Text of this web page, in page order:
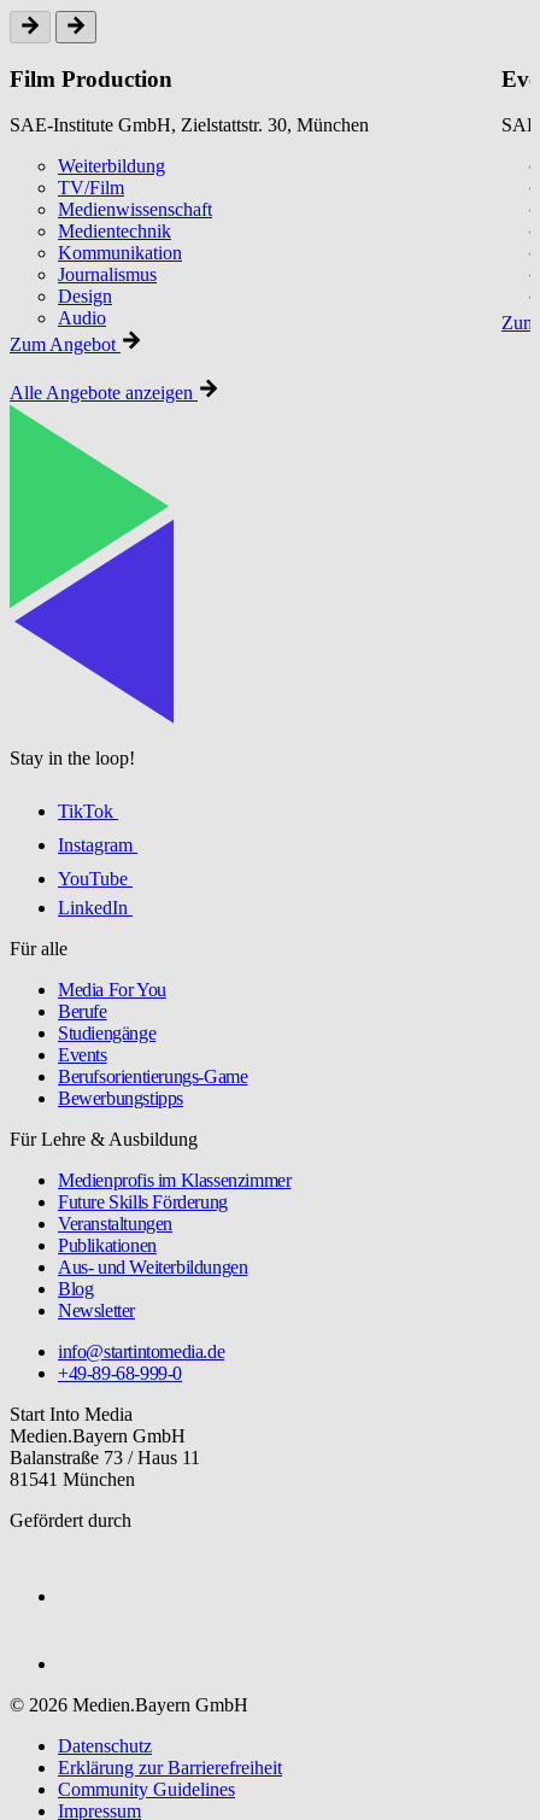
Film Production
SAE-Institute GmbH, Zielstattstr. 30, München
Weiterbildung
TV/Film
Medienwissenschaft
Medientechnik
Kommunikation
Journalismus
Design
Audio
Zum Angebot
Alle Angebote anzeigen
Stay in the loop!
TikTok
Instagram
YouTube
LinkedIn
Für alle
Media For You
Berufe
Studiengänge
Events
Berufsorientierungs-Game
Bewerbungstipps
Für Lehre & Ausbildung
Medienprofis im Klassenzimmer
Future Skills Förderung
Veranstaltungen
Publikationen
Aus- und Weiterbildungen
Blog
Newsletter
info@startintomedia.de
+49-89-68-999-0
Start Into Media
Medien.Bayern GmbH
Balanstraße 73 / Haus 11
81541 München
Gefördert durch
© 2026 Medien.Bayern GmbH
Datenschutz
Erklärung zur Barriere­freiheit
Community Guidelines
Impressum